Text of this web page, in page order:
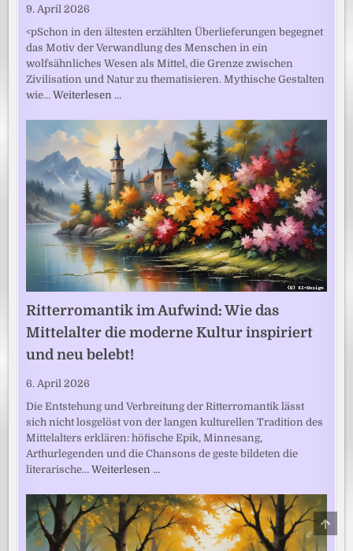
9. April 2026
<pSchon in den ältesten erzählten Überlieferungen begegnet
das Motiv der Verwandlung des Menschen in ein
wolfsähnliches Wesen als Mittel, die Grenze zwischen
Zivilisation und Natur zu thematisieren. Mythische Gestalten
wie…Weiterlesen …
Ritterromantik im Aufwind: Wie das
Mittelalter die moderne Kultur inspiriert
und neu belebt!
6. April 2026
Die Entstehung und Verbreitung der Ritterromantik lässt
sich nicht losgelöst von der langen kulturellen Tradition des
Mittelalters erklären: höfische Epik, Minnesang,
Arthurlegenden und die Chansons de geste bildeten die
literarische…Weiterlesen …
TO